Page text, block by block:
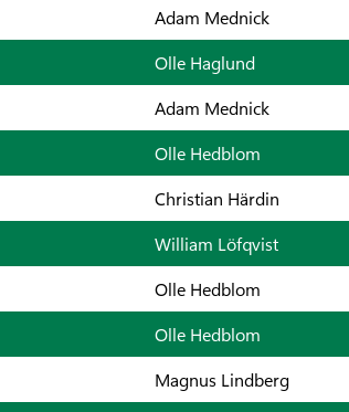
Adam Mednick
Olle Haglund
Adam Mednick
Olle Hedblom
Christian Härdin
William Löfqvist
Olle Hedblom
Olle Hedblom
Magnus Lindberg